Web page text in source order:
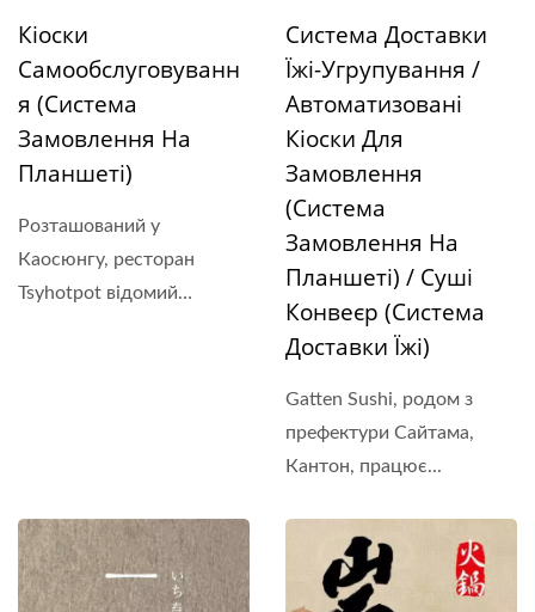
Кіоски
Самообслуговуванн
Я (Система
Замовлення На
Планшеті)
Розташований у
Каосюнгу, ресторан
Tsyhotpot відомий
Система Доставки
Їжі-Угрупування /
Автоматизовані
Кіоски Для
Замовлення
(система
Замовлення На
Планшеті) / Суші
Конвеєр (система
Доставки Їжі)
Gatten Sushi, родом з
префектури Сайтама,
Кантон, працює...